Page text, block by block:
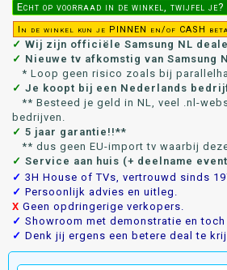
Echt op voorraad in de winkel, twijfel
In de winkel kun je PINNEN en/of CASH
✓ Wij zijn officiële Samsung NL
✓ Nieuwe tv afkomstig van Samsung
* Loop geen risico zoals bij
✓ Je koopt bij een Nederlands
** Besteed je geld in NL, veel .nl-
bedrijven.
✓ 5 jaar garantie!!**
** dus geen EU-import tv waarbij
✓ Service aan huis (+ deelname
✓ 3H House of TVs, vertrouwd sinds
✓ Persoonlijk advies en uitleg.
X Geen opdringerige verkopers.
✓ Showroom met demonstratie en
✓ Denk jij ergens een betere deal te